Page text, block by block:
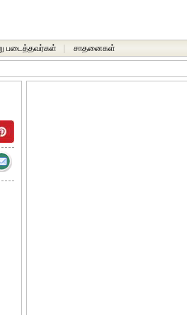
படைத்தவர்கள் சாதனைகள்‎